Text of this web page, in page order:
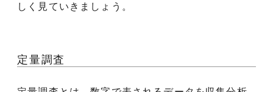
しく見ていきましょう。
定量調査